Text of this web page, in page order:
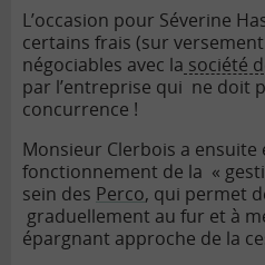
L’occasion pour Séverine
certains frais (sur
négociables avec la société
par l’entreprise qui ne doit
concurrence !
Monsieur Clerbois a ensuite
fonctionnement de la «
sein des Perco, qui permet
graduellement au fur et à
épargnant approche de la